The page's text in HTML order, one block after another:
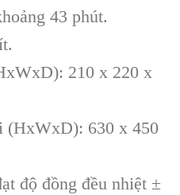
43 phút.
210 x 220 x
(HxWxD): 630 x 450
độ đồng đều nhiệt ±